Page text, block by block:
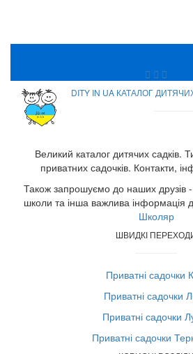
DITY IN UA КАТАЛОГ
Великий каталог дитячих садків.
приватних садочків. Контакти,
Також запрошуємо до наших друзів
школи та інша важлива інформація
Школяр
ШВИДКІ
Приватні садочки
Приватні садочки
Приватні садочки
Приватні садочки